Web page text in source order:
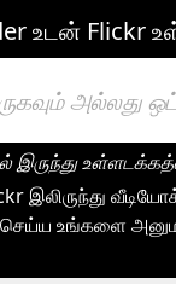
உடன் Flickr
இருந்து
இலிருந்து
உங்களை